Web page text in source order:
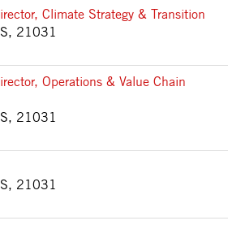
Climate Strategy & Transition
21031
Operations & Value Chain
21031
21031